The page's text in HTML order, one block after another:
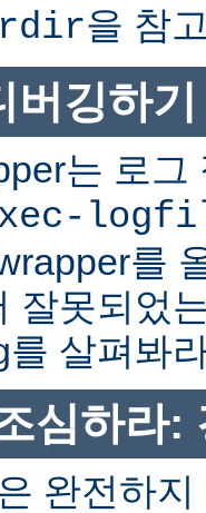
을 참
버깅하기
는 로그
를
잘못되었
살펴봐
심하라:
완전하